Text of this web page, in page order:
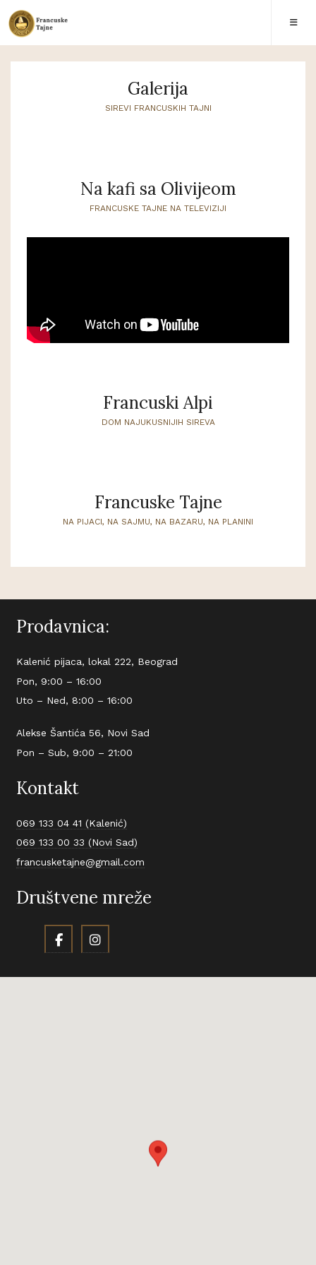
Galerija
SIREVI FRANCUSKIH TAJNI
Na kafi sa Olivijeom
FRANCUSKE TAJNE NA TELEVIZIJI
Francuski Alpi
DOM NAJUKUSNIJIH SIREVA
Francuske Tajne
NA PIJACI, NA SAJMU, NA BAZARU, NA PLANINI
Prodavnica:
Kalenić pijaca, lokal 222, Beograd
Pon, 9:00 – 16:00
Uto – Ned, 8:00 – 16:00
Alekse Šantića 56, Novi Sad
Pon – Sub, 9:00 – 21:00
Kontakt
069 133 04 41 (Kalenić)
069 133 00 33 (Novi Sad)
francusketajne@gmail.com
Društvene mreže